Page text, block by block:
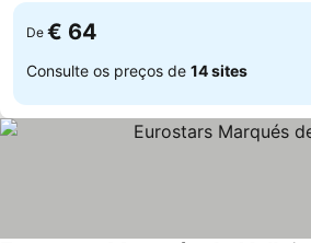
De € 64
Consulte os preços de 14 sites